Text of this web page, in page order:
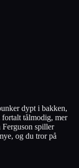
dypt i bakken,
tålmodig, mer
spiller
og du tror på